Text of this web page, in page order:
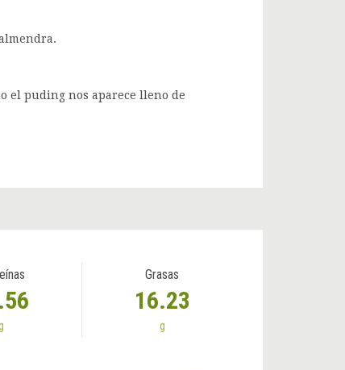
el puding nos aparece lleno de
Grasas
16.23
g